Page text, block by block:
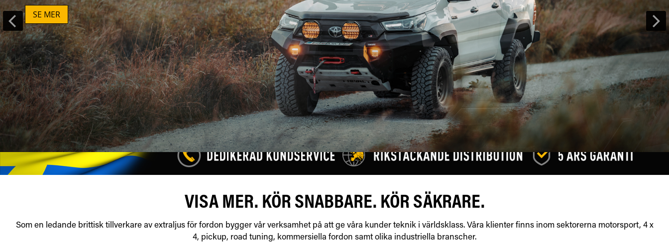
SE MER
VISA MER. KÖR SNABBARE. KÖR SÄKRARE.
Som en ledande brittisk tillverkare av extraljus för fordon bygger vår verksamhet på att ge våra kunder teknik i världsklass. Våra klienter finns inom sektorerna motorsport, 4 x
4, pickup, road tuning, kommersiella fordon samt olika industriella branscher.